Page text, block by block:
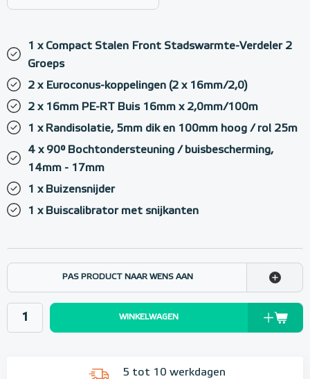
1 x Compact Stalen Front Stadswarmte-Verdeler 2
Groeps
2 x Euroconus-koppelingen (2 x 16mm/2,0)
2 x 16mm PE-RT Buis 16mm x 2,0mm/100m
1 x Randisolatie, 5mm dik en 100mm hoog / rol 25m
4 x 90° Bochtondersteuning / buisbescherming,
14mm - 17mm
1 x Buizensnijder
1 x Buiscalibrator met snijkanten
PAS PRODUCT NAAR WENS AAN
WINKELWAGEN
5 tot 10 werkdagen